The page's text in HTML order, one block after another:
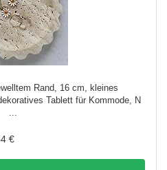
Rand, 16 cm, kleines
Tablett für Kommode, N
€